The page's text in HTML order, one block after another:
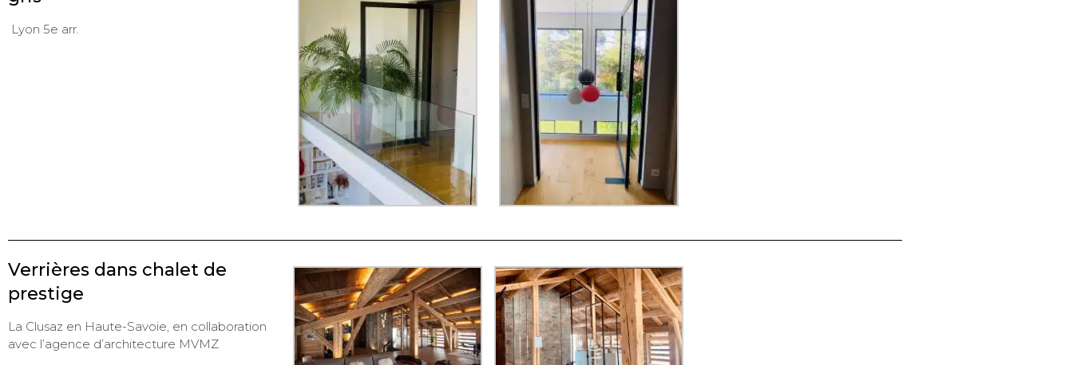
Lyon 5e arr.
Verrières dans chalet de
prestige
La Clusaz en Haute-Savoie, en collaboration
avec l’agence d’architecture MVMZ